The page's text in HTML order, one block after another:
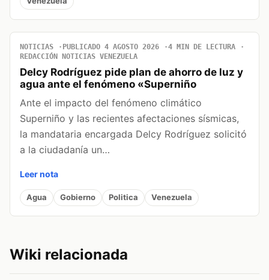
NOTICIAS PUBLICADO 4 AGOSTO 2026
4 MIN DE LECTURA
REDACCIÓN NOTICIAS VENEZUELA
Delcy Rodríguez pide plan de ahorro de luz y
agua ante el fenómeno «Superniño
Ante el impacto del fenómeno climático
Superniño y las recientes afectaciones sísmicas,
la mandataria encargada Delcy Rodríguez solicitó
a la ciudadanía un…
Leer nota
Agua Gobierno Politica Venezuela
Wiki relacionada